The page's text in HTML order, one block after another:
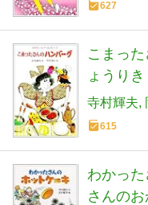
627
こまっ
ょうり
寺村輝夫
615
わかっ
さんの